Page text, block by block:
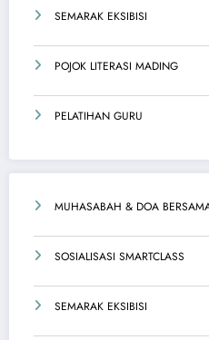
SEMARAK EKSIBISI
POJOK LITERASI MADING
PELATIHAN GURU
MUHASABAH & DOA
SOSIALISASI SMARTCLASS
SEMARAK EKSIBISI